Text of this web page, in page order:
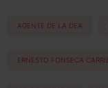
AGENTE DE LA DEA
ERNESTO FONSECA